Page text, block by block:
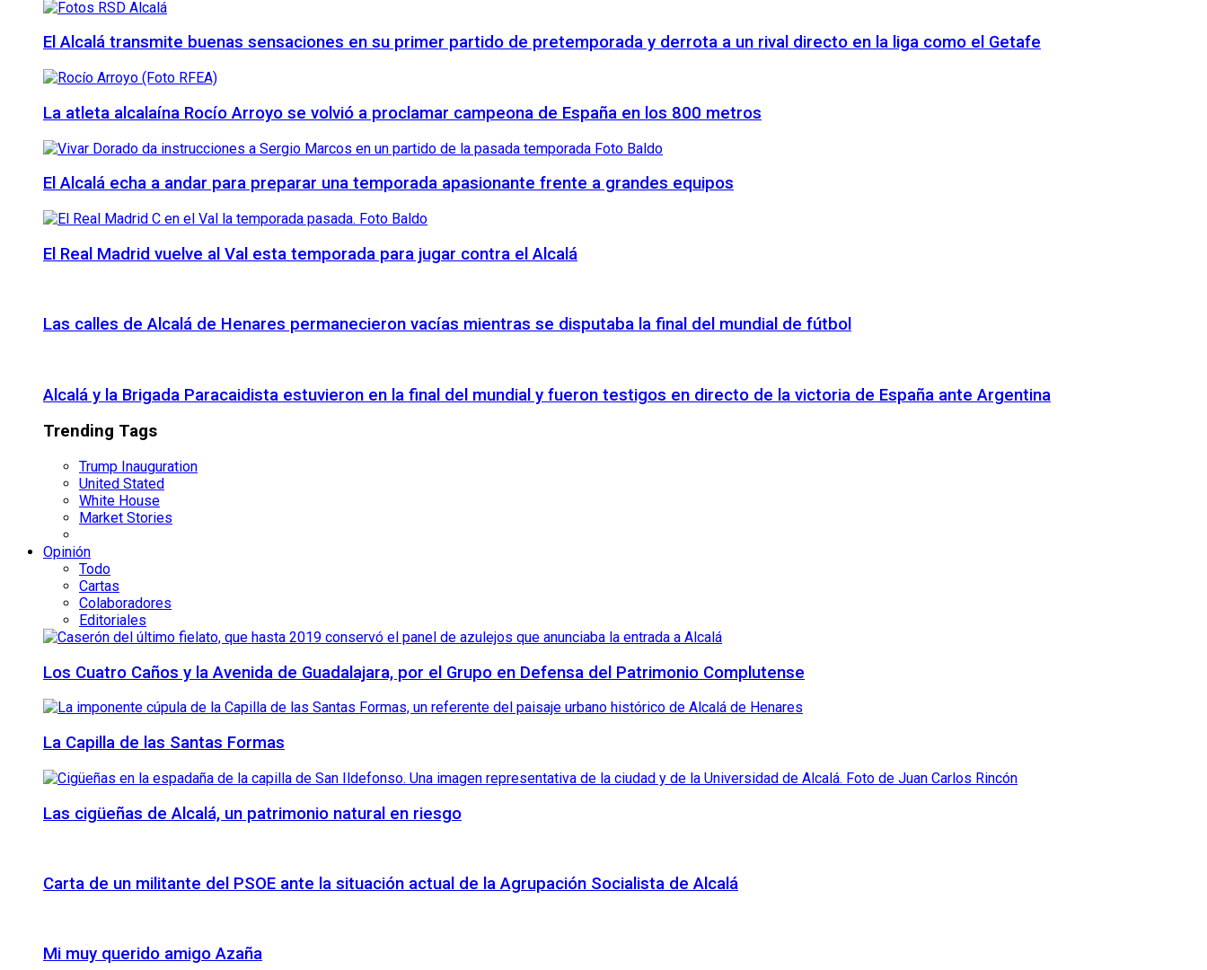
El Alcalá transmite buenas sensaciones en su primer partido de pretemporada y derrota a un rival directo en la liga como el Getafe
La atleta alcalaína Rocío Arroyo se volvió a proclamar campeona de España en los 800 metros
El Alcalá echa a andar para preparar una temporada apasionante frente a grandes equipos
El Real Madrid vuelve al Val esta temporada para jugar contra el Alcalá
Las calles de Alcalá de Henares permanecieron vacías mientras se disputaba la final del mundial de fútbol
Alcalá y la Brigada Paracaidista estuvieron en la final del mundial y fueron testigos en directo de la victoria de España ante Argentina
Trending Tags
Trump Inauguration
United Stated
White House
Market Stories
Opinión
Todo
Cartas
Colaboradores
Editoriales
Los Cuatro Caños y la Avenida de Guadalajara, por el Grupo en Defensa del Patrimonio Complutense
La Capilla de las Santas Formas
Las cigüeñas de Alcalá, un patrimonio natural en riesgo
Carta de un militante del PSOE ante la situación actual de la Agrupación Socialista de Alcalá
Mi muy querido amigo Azaña